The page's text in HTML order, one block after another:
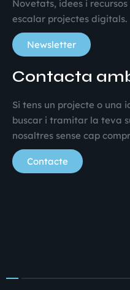
Novetats, idees i
escalar projectes digitals.
Newsletter
Contacta
Si tens un projecte o una
buscar i tramitar la teva
nosaltres sense cap
Contacte